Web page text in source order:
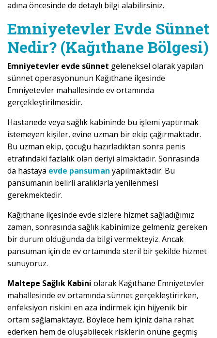
adına öncesinde de detaylı bilgi alabilirsiniz.
Emniyetevler Evde Sünnet
Nedir? (Kağıthane Bölgesi)
Emniyetevler evde sünnet geleneksel olarak yapılan
sünnet operasyonunun Kağıthane ilçesinde
Emniyetevler mahallesinde ev ortamında
gerçekleştirilmesidir.
Hastanede veya sağlık kabininde bu işlemi yaptırmak
istemeyen kişiler, evine uzman bir ekip çağırmaktadır.
Bu uzman ekip, çocuğu hazırladıktan sonra penis
etrafındaki fazlalık olan deriyi almaktadır. Sonrasında
da hastaya evde pansuman yapılmaktadır. Bu
pansumanın belirli aralıklarla yenilenmesi
gerekmektedir.
Kağıthane ilçesinde evde sizlere hizmet sağladığımız
zaman, sonrasında sağlık kabinimize gelmeniz gereken
bir durum olduğunda da bilgi vermekteyiz. Ancak
pansuman için de ev ortamında steril bir şekilde hizmet
sunuyoruz.
Maltepe Sağlık Kabini olarak Kağıthane Emniyetevler
mahallesinde ev ortamında sünnet gerçekleştirirken,
enfeksiyon riskini en aza indirmek için hijyenik bir
ortam sağlamaktayız. Böylece hem içiniz daha rahat
ederken hem de oluşabilecek risklerin önüne geçmiş